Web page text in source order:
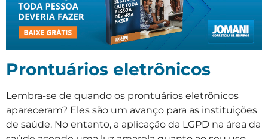
Prontuários eletrônicos
Lembra-se de quando os prontuários eletrônicos
apareceram? Eles são um avanço para as instituições
de saúde. No entanto, a aplicação da LGPD na área da